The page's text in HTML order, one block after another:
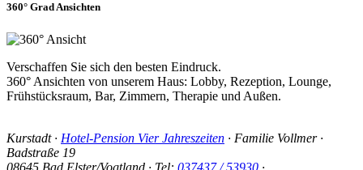
360° Grad Ansichten
Verschaffen Sie sich den besten Eindruck.
360° Ansichten von unserem Haus: Lobby, Rezeption, Lounge,
Frühstücksraum, Bar, Zimmern, Therapie und Außen.
Kurstadt· Hotel-Pension Vier Jahreszeiten · Familie Vollmer·
Badstraße 19
08645 Bad Elster/Vogtland · Tel: 037437 / 53930 ·